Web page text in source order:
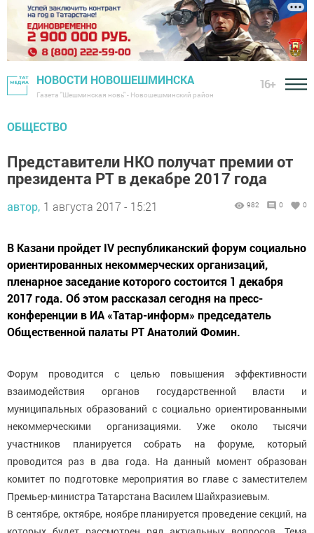
НОВОСТИ НОВОШЕШМИНСКА
Газета "Шешминская новь" - Новошешминский район
16+
ОБЩЕСТВО
Представители НКО получат премии от
президента РТ в декабре 2017 года
автор, 1 августа 2017 - 15:21 982 0 0
В Казани пройдет IV республиканский форум социально
ориентированных некоммерческих организаций,
пленарное заседание которого состоится 1 декабря
2017 года. Об этом рассказал сегодня на пресс-
конференции в ИА «Татар-информ» председатель
Общественной палаты РТ Анатолий Фомин.
Форум проводится с целью повышения эффективности
взаимодействия органов государственной власти и
муниципальных образований с социально ориентированными
некоммерческими организациями. Уже около тысячи
участников планируется собрать на форуме, который
проводится раз в два года. На данный момент образован
комитет по подготовке мероприятия во главе с заместителем
Премьер-министра Татарстана Василем Шайхразиевым.
В сентябре, октябре, ноябре планируется проведение секций, на